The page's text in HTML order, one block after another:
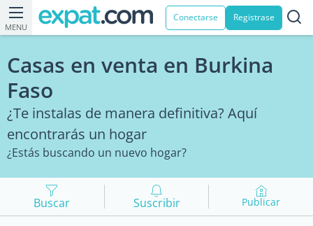
MENU
Conectarse Registrase
Casas en venta en Burkina
Faso
¿Te instalas de manera definitiva? Aquí
encontrarás un hogar
¿Estás buscando un nuevo hogar?
Buscar Suscribir Publicar